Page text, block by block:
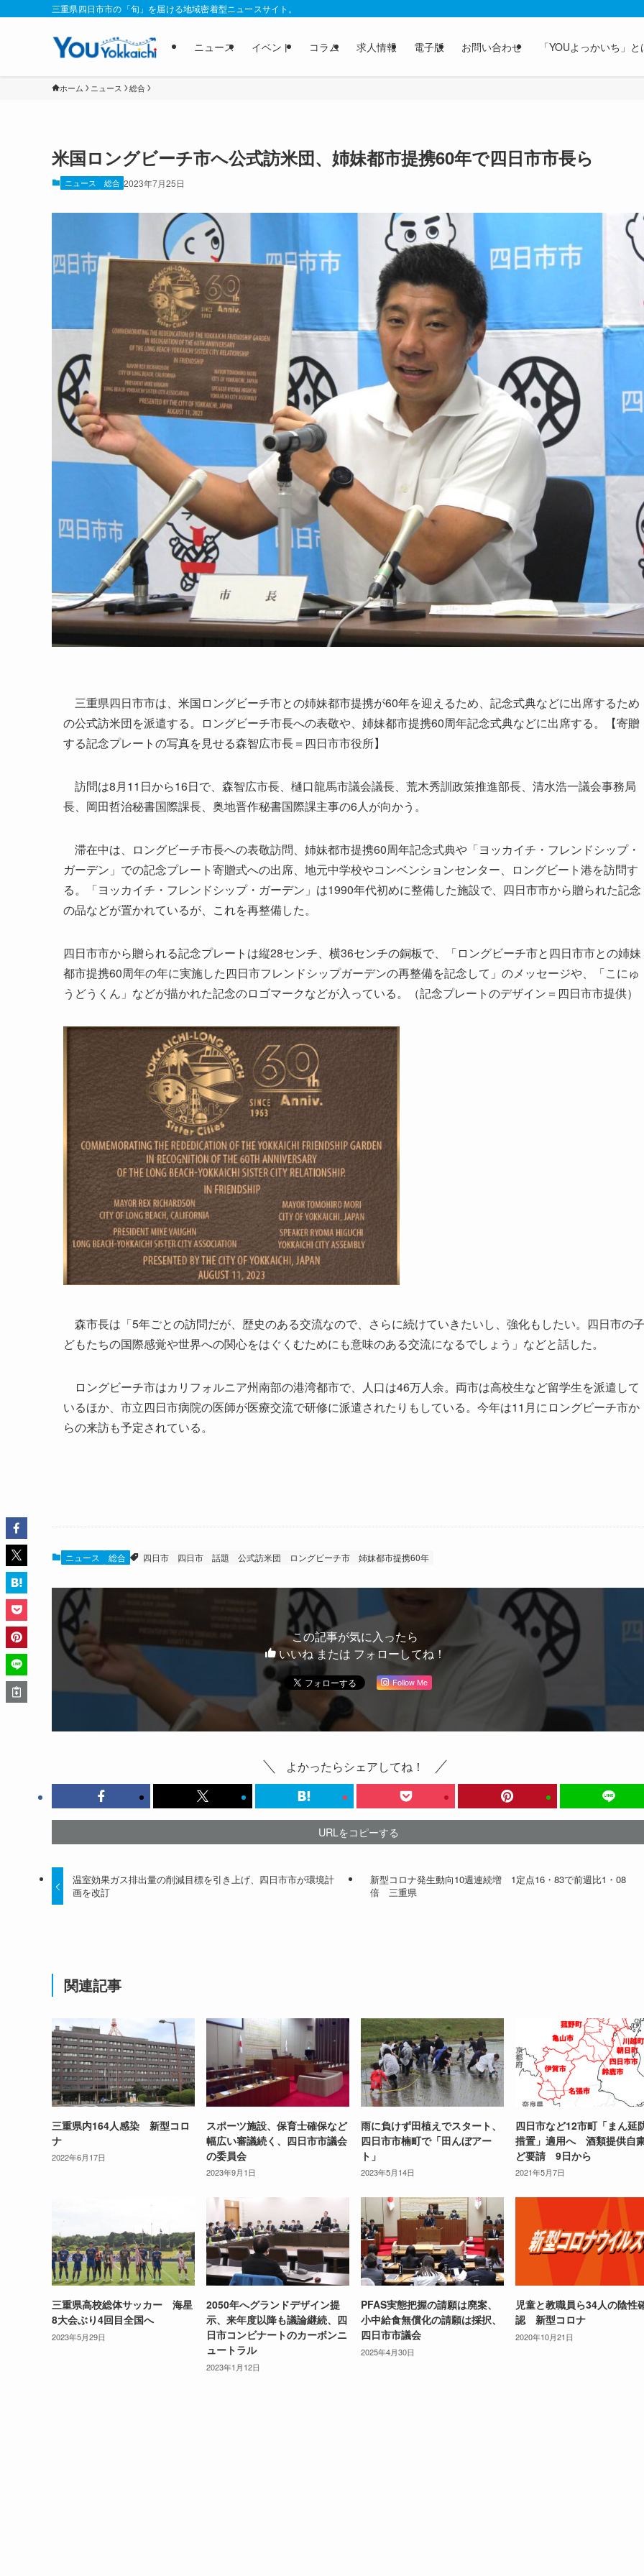
三重県四日市市の「旬」を届ける地域密着型ニュースサイト。
ニュース イベント コラム 求人情報 電子版 お問い合わせ 「YOUよっかいち」と
ホーム ニュース 総合
米国ロングビーチ市へ公式訪米団、姉妹都市提携60年で四日市市長ら
ニュース 総合 2023年7月25日
三重県四日市市は、米国ロングビーチ市との姉妹都市提携が60年を迎えるため、記念式典などに出席するため
の公式訪米団を派遣する。ロングビーチ市長への表敬や、姉妹都市提携60周年記念式典などに出席する。【寄贈
する記念プレートの写真を見せる森智広市長＝四日市市役所】
訪問は8月11日から16日で、森智広市長、樋口龍馬市議会議長、荒木秀訓政策推進部長、清水浩一議会事務局
長、岡田哲治秘書国際課長、奥地晋作秘書国際課主事の6人が向かう。
滞在中は、ロングビーチ市長への表敬訪問、姉妹都市提携60周年記念式典や「ヨッカイチ・フレンドシップ・
ガーデン」での記念プレート寄贈式への出席、地元中学校やコンベンションセンター、ロングビート港を訪問す
る。「ヨッカイチ・フレンドシップ・ガーデン」は1990年代初めに整備した施設で、四日市市から贈られた記念
の品などが置かれているが、これを再整備した。
四日市市から贈られる記念プレートは縦28センチ、横36センチの銅板で、「ロングビーチ市と四日市市との姉妹
都市提携60周年の年に実施した四日市フレンドシップガーデンの再整備を記念して」のメッセージや、「こにゅ
うどうくん」などが描かれた記念のロゴマークなどが入っている。（記念プレートのデザイン＝四日市市提供）
森市長は「5年ごとの訪問だが、歴史のある交流なので、さらに続けていきたいし、強化もしたい。四日市の子
どもたちの国際感覚や世界への関心をはぐくむためにも意味のある交流になるでしょう」などと話した。
ロングビーチ市はカリフォルニア州南部の港湾都市で、人口は46万人余。両市は高校生など留学生を派遣して
いるほか、市立四日市病院の医師が医療交流で研修に派遣されたりもしている。今年は11月にロングビーチ市か
らの来訪も予定されている。
ニュース 総合 四日市 四日市 話題 公式訪米団 ロングビーチ市 姉妹都市提携60年
この記事が気に入ったら
いいね または フォローしてね！
Follow Me
よかったらシェアしてね！
URLをコピーする
温室効果ガス排出量の削減目標を引き上げ、四日市市が環境計
画を改訂
新型コロナ発生動向10週連続増 1定点16・83で前週比1・08
倍 三重県
関連記事
三重県内164人感染 新型コロ
ナ
2022年6月17日
スポーツ施設、保育士確保など
幅広い審議続く、四日市市議会
の委員会
2023年9月1日
雨に負けず田植えでスタート、
四日市市楠町で「田んぼアー
ト」
2023年5月14日
四日市など12市町「まん延
措置」適用へ 酒類提供自
ど要請 9日から
2021年5月7日
三重県高校総体サッカー 海星
8大会ぶり4回目全国へ
2023年5月29日
2050年へグランドデザイン提
示、来年度以降も議論継続、四
日市コンビナートのカーボンニ
ュートラル
2023年1月12日
PFAS実態把握の請願は廃案、
小中給食無償化の請願は採択、
四日市市議会
2025年4月30日
児童と教職員ら34人の陰性
認 新型コロナ
2020年10月21日